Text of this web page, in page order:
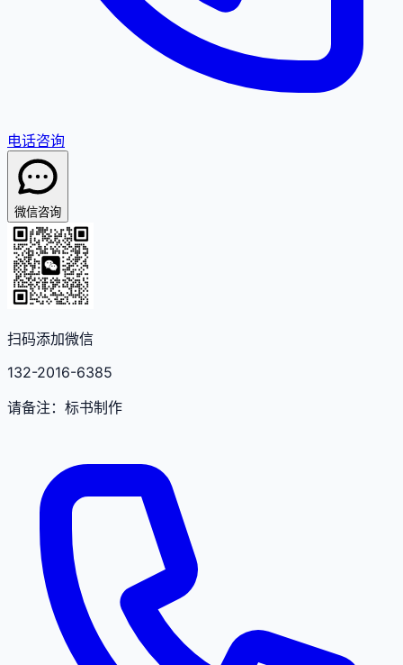
电话咨询
微信咨询
扫码添加微信
132-2016-6385
请备注：标书制作